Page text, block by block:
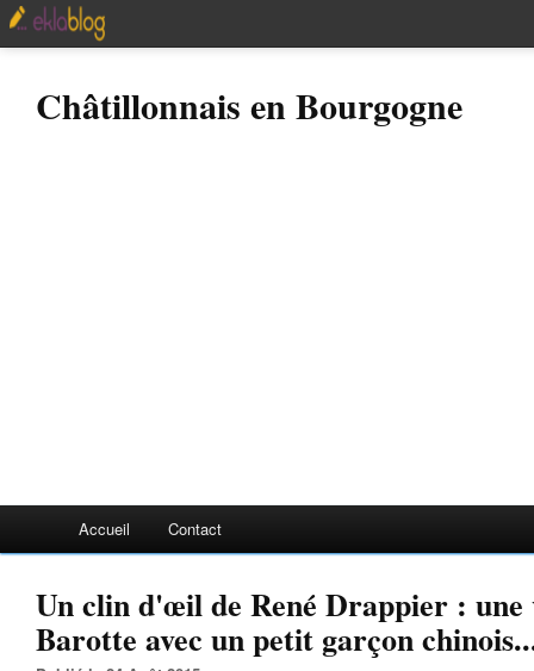
Châtillonnais en Bourgogne
Accueil Contact
Un clin d'œil de René Drappier : une
Barotte avec un petit garçon